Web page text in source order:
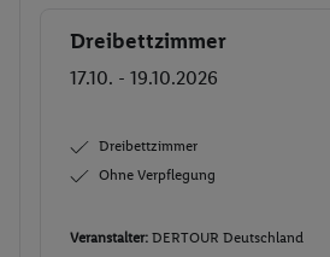
Buchen
Dreibettzimmer
17.10. - 19.10.2026
Dreibettzimmer
Ohne Verpflegung
Veranstalter: DERTOUR Deutschland